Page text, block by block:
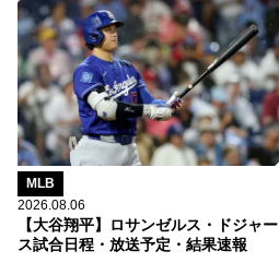
MLB
2026.08.06
【大谷翔平】ロサンゼルス・ドジャー
ス試合日程・放送予定・結果速報